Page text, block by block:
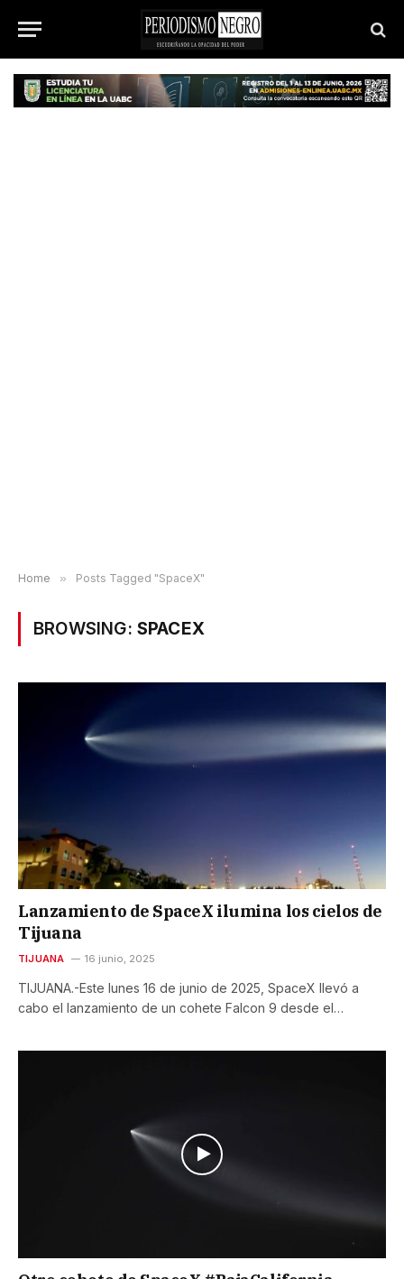
Home » Posts Tagged "SpaceX"
BROWSING: SPACEX
Lanzamiento de SpaceX ilumina los cielos de
Tijuana
TIJUANA 16 junio, 2025
TIJUANA.-Este lunes 16 de junio de 2025, SpaceX llevó a
cabo el lanzamiento de un cohete Falcon 9 desde el…